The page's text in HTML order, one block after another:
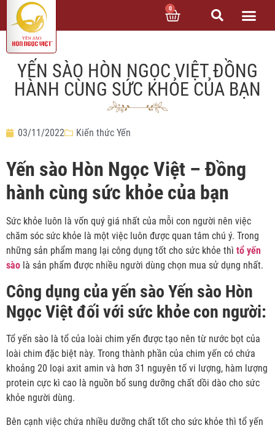
0
YẾN SÀO HÒN NGỌC VIỆT ĐỒNG
HÀNH CÙNG SỨC KHỎE CỦA BẠN
03/11/2022 Kiến thức Yến
Yến sào Hòn Ngọc Việt – Đồng
hành cùng sức khỏe của bạn
Sức khỏe luôn là vốn quý giá nhất của mỗi con người nên việc
chăm sóc sức khỏe là một việc luôn được quan tâm chú ý. Trong
những sản phẩm mang lại công dụng tốt cho sức khỏe thì tổ yến
sào là sản phẩm được nhiều người dùng chọn mua sử dụng nhất.
Công dụng của yến sào Yến sào Hòn
Ngọc Việt đối với sức khỏe con người:
Tổ yến sào là tổ của loài chim yến được tạo nên từ nước bọt của
loài chim đặc biệt này. Trong thành phần của chim yến có chứa
khoảng 20 loại axit amin và hơn 31 nguyên tố vi lượng, hàm lượng
protein cực kì cao là nguồn bổ sung dưỡng chất dồi dào cho sức
khỏe người dùng.
Bên cạnh việc chứa nhiều dưỡng chất tốt cho sức khỏe thì tổ yến